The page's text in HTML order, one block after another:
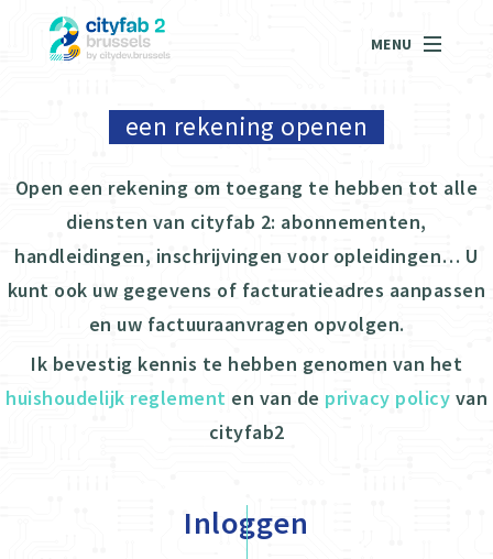
MENU
een rekening openen
Open een rekening om toegang te hebben tot alle
diensten van cityfab 2: abonnementen,
handleidingen, inschrijvingen voor opleidingen… U
kunt ook uw gegevens of facturatieadres aanpassen
en uw factuuraanvragen opvolgen.
Ik bevestig kennis te hebben genomen van het
huishoudelijk reglement en van de privacy policy van
cityfab2
Inloggen